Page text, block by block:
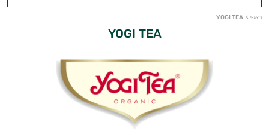
ראשי >
YOGI TEA
YOGI TEA
יועץ בריאות אישי AI